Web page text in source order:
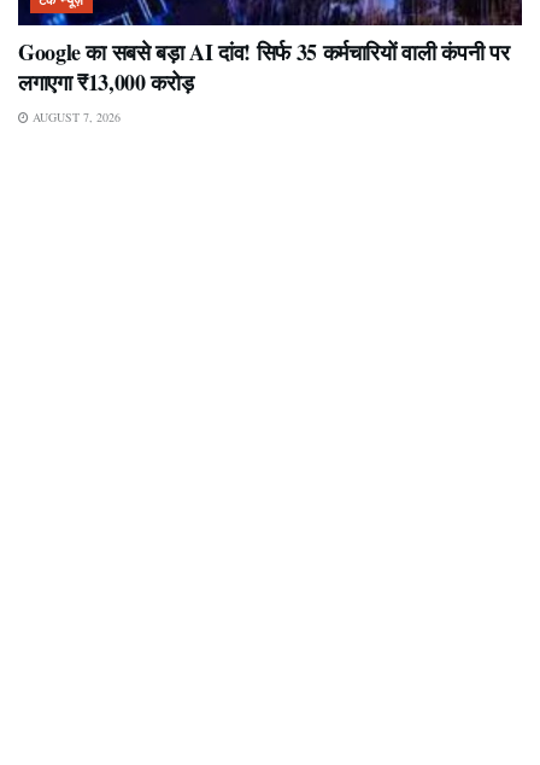
Google का सबसे बड़ा AI दांव! सिर्फ 35 कर्मचारियों वाली कंपनी पर
लगाएगा ₹13,000 करोड़
AUGUST 7, 2026